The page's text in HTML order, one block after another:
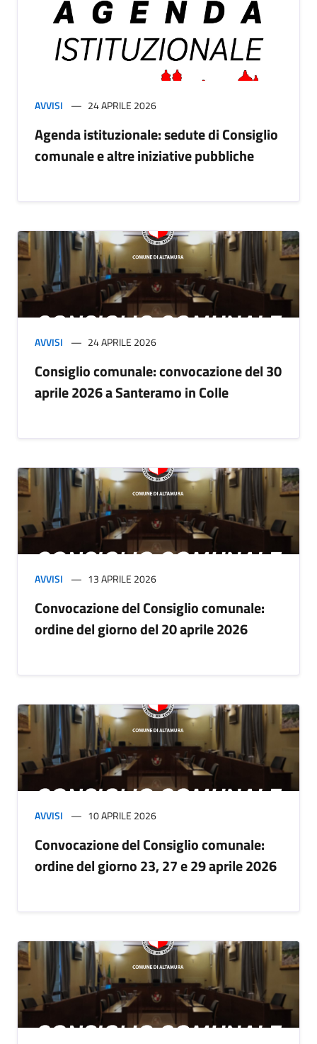
AVVISI 24 APRILE 2026
Agenda istituzionale: sedute di Consiglio
comunale e altre iniziative pubbliche
AVVISI 24 APRILE 2026
Consiglio comunale: convocazione del 30
aprile 2026 a Santeramo in Colle
AVVISI 13 APRILE 2026
Convocazione del Consiglio comunale:
ordine del giorno del 20 aprile 2026
AVVISI 10 APRILE 2026
Convocazione del Consiglio comunale:
ordine del giorno 23, 27 e 29 aprile 2026